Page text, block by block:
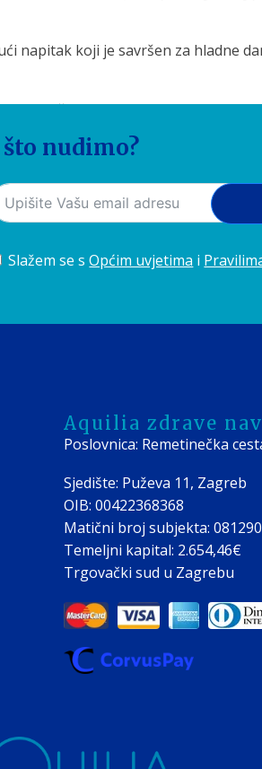
napitak koji je savršen za hladne
meda čine ukusan desert koji ne
je i izvor zdravlja. Dodavanje
jednostavan način da se uživa
prije nego što uključite veće
nudimo?
Slažem se sOpćim uvjetima i
Aquilia zdrave
Poslovnica: Remetinečka
Sjedište: Puževa 11, Zagreb
OIB: 00422368368
Matični broj subjekta:
Temeljni kapital: 2.654,46€
Trgovački sud u Zagrebu